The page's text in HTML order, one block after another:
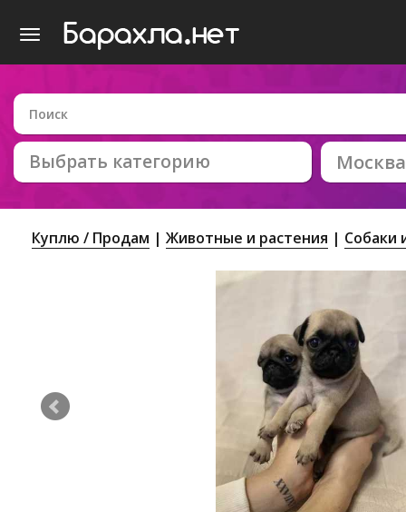
Выбрать категорию Москва
Куплю / Продам Животные и растения Собаки